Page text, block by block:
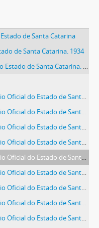
de Santa Catarina
de Santa Catarina. 1934
de Santa Catarina. Julho de 1934
Santa Catarina. Ano 1. N° 102 de 10/07/1934
Santa Catarina. Ano 1. N° 103 de 11/07/1934
Santa Catarina. Ano 1. N° 104 de 12/07/1934
Santa Catarina. Ano 1. N° 105 de 13/07/1934
Santa Catarina. Ano 1. N° 106 de 14/07/1934
Santa Catarina. Ano 1. N° 107 de 16/07/1934
Santa Catarina. Ano 1. N° 108 de 18/07/1934
Santa Catarina. Ano 1. N° 109 de 19/07/1934
Santa Catarina. Ano 1. N° 110 de 20/07/1934